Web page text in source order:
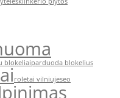
blokeliaiparduoda blokelius
roletai vilniujeseo